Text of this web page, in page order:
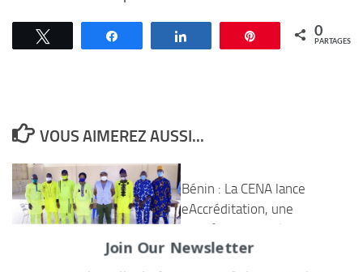
Épingle 0
PARTAGES
VOUS AIMEREZ AUSSI...
Commune d’Adjarra : les
Bénin : La CENA lance
eAccréditation, une
plateforme numérique
pour l’accréditation des
Join Our Newsletter